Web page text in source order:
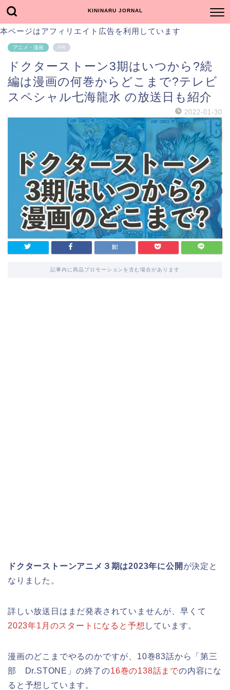
KININARU JORNAL
本ページはアフィリエイト広告を利用しています
アニメ・漫画 PR
ドクターストーン3期はいつから?続
編は漫画の何巻からどこまで?テレビ
スペシャル七海龍水 の放送日も紹介
2022-01-30
記事内に商品プロモーションを含む場合があります
ドクターストーンアニメ３期は2023年に公開 が決定と
なりました。
詳しい放送日はまだ発表されていませんが、早くて
2023年1月のスタートになると予想 しています。
漫画のどこまでやるのかですが、10巻83話から「第三
部 Dr.STONE」の終了の16巻の138話までの内容にな
ると予想しています。